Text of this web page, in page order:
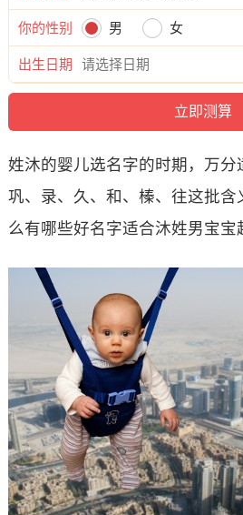
你的性别 男 女
出生日期
姓沐的婴儿选名字的时期，万分
巩、录、久、和、榛、往这批含
么有哪些好名字适合沐姓男宝宝